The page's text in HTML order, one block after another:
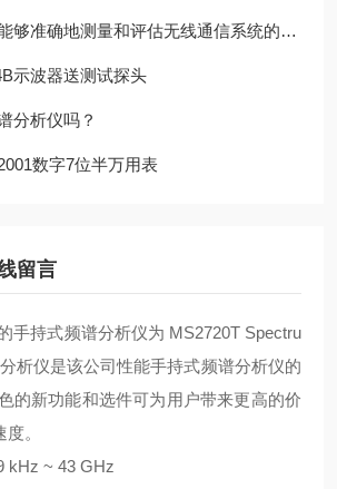
准确地测量和评估无线通信系统的性能
示波器送测试探头
分析仪吗？
数字7位半万用表
留言
手持式频谱分析仪为 MS2720T Spectru
析仪是该公司性能手持式频谱分析仪的
的新功能和选件可为用户带来更高的价
。
kHz ~ 43 GHz